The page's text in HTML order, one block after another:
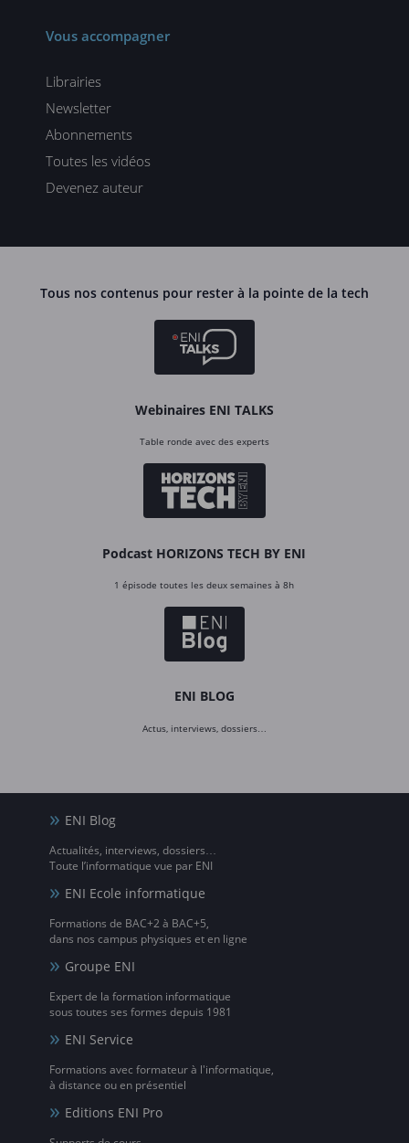
Vous accompagner
Librairies
Newsletter
Abonnements
Toutes les vidéos
Devenez auteur
Tous nos contenus pour rester à la pointe de la tech
Webinaires ENI TALKS
Table ronde avec des experts
Podcast HORIZONS TECH BY ENI
1 épisode toutes les deux semaines à 8h
ENI BLOG
Actus, interviews, dossiers…
ENI Blog
Actualités, interviews, dossiers…
Toute l’informatique vue par ENI
ENI Ecole informatique
Formations de BAC+2 à BAC+5,
dans nos campus physiques et en ligne
Groupe ENI
Expert de la formation informatique
sous toutes ses formes depuis 1981
ENI Service
Formations avec formateur à l'informatique,
à distance ou en présentiel
Editions ENI Pro